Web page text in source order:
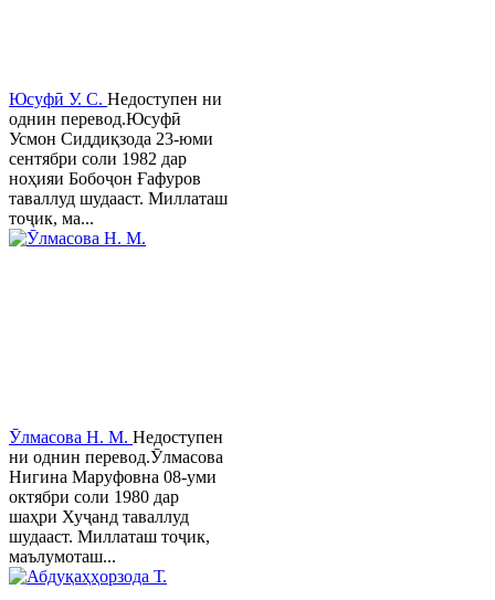
Юсуфӣ У. C. Недоступен ни
однин перевод.Юсуфӣ
Усмон Сиддиқзода 23-юми
сентябри соли 1982 дар
ноҳияи Бобоҷон Ғафуров
таваллуд шудааст. Миллаташ
тоҷик, ма...
Ӯлмасова Н. М. Недоступен
ни однин перевод.Ӯлмасова
Нигина Маруфовна 08-уми
октябри соли 1980 дар
шаҳри Хуҷанд таваллуд
шудааст. Миллаташ тоҷик,
маълумоташ...